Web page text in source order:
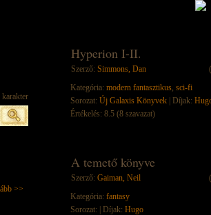
>>
Hyperion I-II.
Szerző: Simmons, Dan
Kategória: modern fantasztikus, sci-fi
Sorozat: Új Galaxis Könyvek | Díjak:
Értékelés: 8.5 (8 szavazat)
A temető könyve
Szerző: Gaiman, Neil
Kategória: fantasy
Sorozat:
| Díjak: Hugo